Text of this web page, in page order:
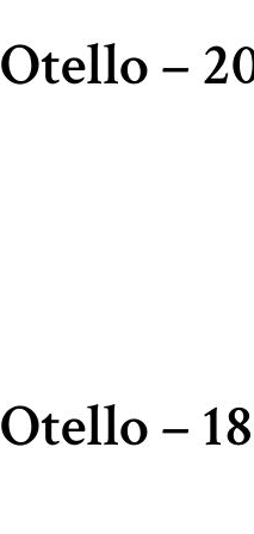
Otello –
Otello –